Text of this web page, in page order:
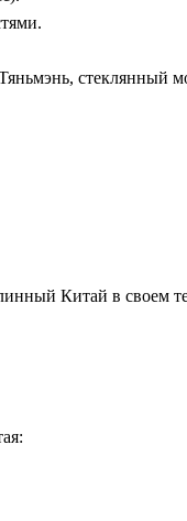
стеклянный
Китай в своем